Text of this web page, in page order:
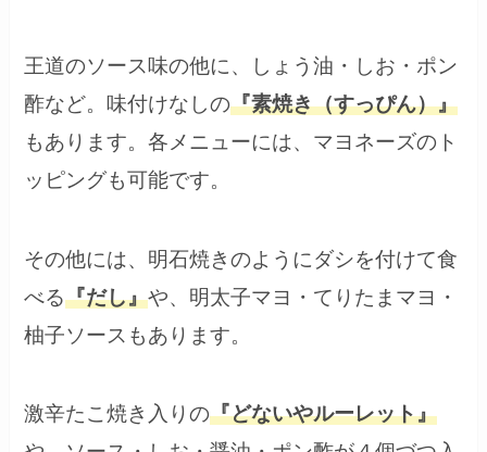
王道のソース味の他に、しょう油・しお・ポン
酢など。味付けなしの『素焼き（すっぴん）』
もあります。各メニューには、マヨネーズのト
ッピングも可能です。
その他には、明石焼きのようにダシを付けて食
べる『だし』や、明太子マヨ・てりたまマヨ・
柚子ソースもあります。
激辛たこ焼き入りの『どないやルーレット』